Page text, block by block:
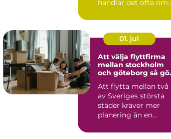
handlar det ofta om
01. jul
Att välja flyttfirma
mellan stockholm
och göteborg så gör
smart flytt
Att flytta mellan två
av Sveriges största
städer kräver mer
planering än en
hörnet...